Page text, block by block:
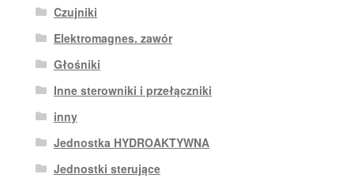
Czujniki
Elektromagnes. zawór
Głośniki
Inne sterowniki i przełączniki
inny
Jednostka HYDROAKTYWNA
Jednostki sterujące